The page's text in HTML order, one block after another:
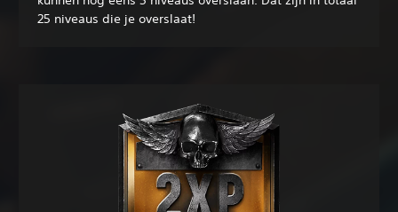
25 niveaus die je overslaat!